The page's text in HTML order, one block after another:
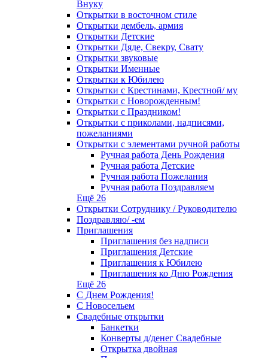
Внуку
Открытки в восточном стиле
Открытки дембель, армия
Открытки Детские
Открытки Дяде, Свекру, Свату
Открытки звуковые
Открытки Именные
Открытки к Юбилею
Открытки с Крестинами, Крестной/ му
Открытки с Новорожденным!
Открытки с Праздником!
Открытки с приколами, надписями,
пожеланиями
Открытки с элементами ручной работы
Ручная работа День Рождения
Ручная работа Детские
Ручная работа Пожелания
Ручная работа Поздравляем
Ещё 26
Открытки Сотруднику / Руководителю
Поздравляю/ -ем
Приглашения
Приглашения без надписи
Приглашения Детские
Приглашения к Юбилею
Приглашения ко Дню Рождения
Ещё 26
С Днем Рождения!
С Новосельем
Свадебные открытки
Банкетки
Конверты д/денег Свадебные
Открытка двойная